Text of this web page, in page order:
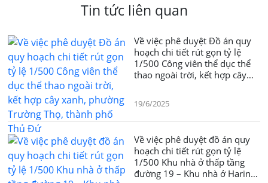
Tin tức liên quan
Về việc phê duyệt Đồ án quy
hoạch chi tiết rút gọn tỷ lệ
1/500 Công viên thể dục thể
thao ngoài trời, kết hợp cây
19/6/2025
Về việc phê duyệt đồ án quy
hoạch chi tiết rút gọn tỷ lệ
1/500 Khu nhà ở thấp tầng
đường 19 – Khu nhà ở Harina,